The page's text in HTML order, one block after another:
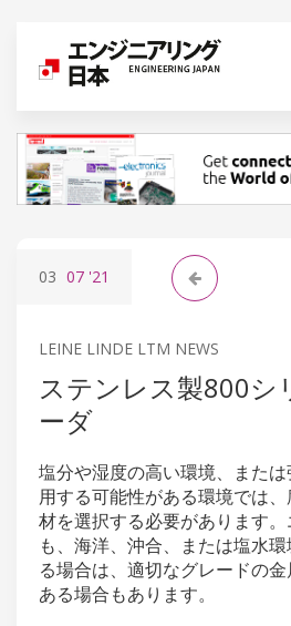
03 07 '21
LEINE LINDE LTM NEWS
ステンレス製800シ
ーダ
塩分や湿度の高い環境、また
用する可能性がある環境では
材を選択する必要があります
も、海洋、沖合、または塩水
る場合は、適切なグレードの
ある場合もあります。